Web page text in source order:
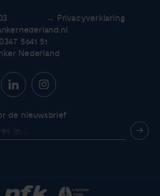
Privacyverklaring
5641 51
Nederland
de nieuwsbrief